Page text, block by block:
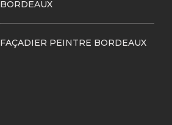
BORDEAUX
FAÇADIER PEINTRE BORDEAUX